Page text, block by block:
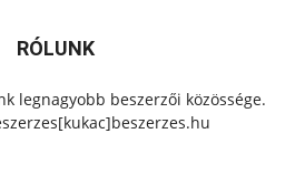
RÓLUNK
legnagyobb beszerzői közössége.